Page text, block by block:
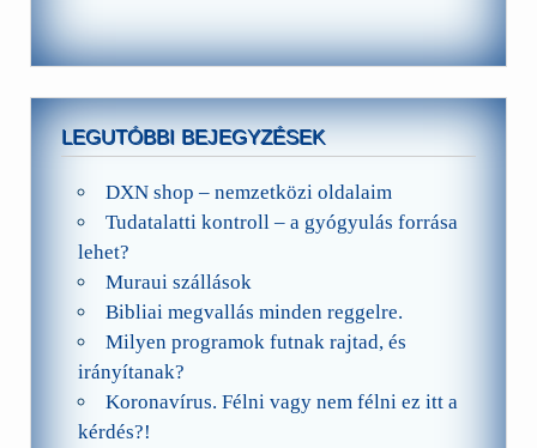
LEGUTÓBBI BEJEGYZÉSEK
DXN shop – nemzetközi oldalaim
Tudatalatti kontroll – a gyógyulás forrása
lehet?
Muraui szállások
Bibliai megvallás minden reggelre.
Milyen programok futnak rajtad, és
irányítanak?
Koronavírus. Félni vagy nem félni ez itt a
kérdés?!